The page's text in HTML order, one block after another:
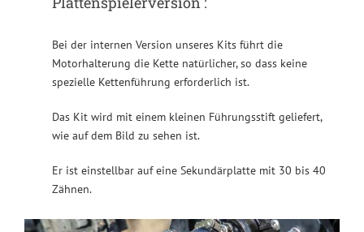
Bei der internen Version unseres Kits führt die
Motorhalterung die Kette natürlicher, so dass keine
spezielle Kettenführung erforderlich ist.
Das Kit wird mit einem kleinen Führungsstift geliefert,
wie auf dem Bild zu sehen ist.
Er ist einstellbar auf eine Sekundärplatte mit 30 bis 40
Zähnen.